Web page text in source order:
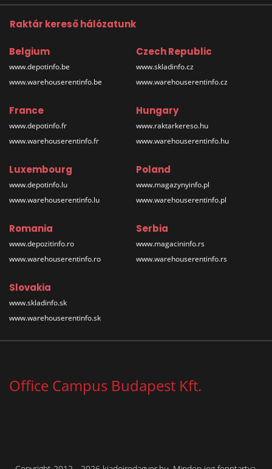
Raktár kereső hálózatunk
Belgium
www.depotinfo.be
www.warehouserentinfo.be
Czech Republic
www.skladinfo.cz
www.warehouserentinfo.cz
France
www.depotinfo.fr
www.warehouserentinfo.fr
Hungary
www.raktarkereso.hu
www.warehouserentinfo.hu
Luxembourg
www.depotinfo.lu
www.warehouserentinfo.lu
Poland
www.magazynyinfo.pl
www.warehouserentinfo.pl
Romania
www.depozitinfo.ro
www.warehouserentinfo.ro
Serbia
www.magacininfo.rs
www.warehouserentinfo.rs
Slovakia
www.skladinfo.sk
www.warehouserentinfo.sk
Office Campus Budapest Kft.